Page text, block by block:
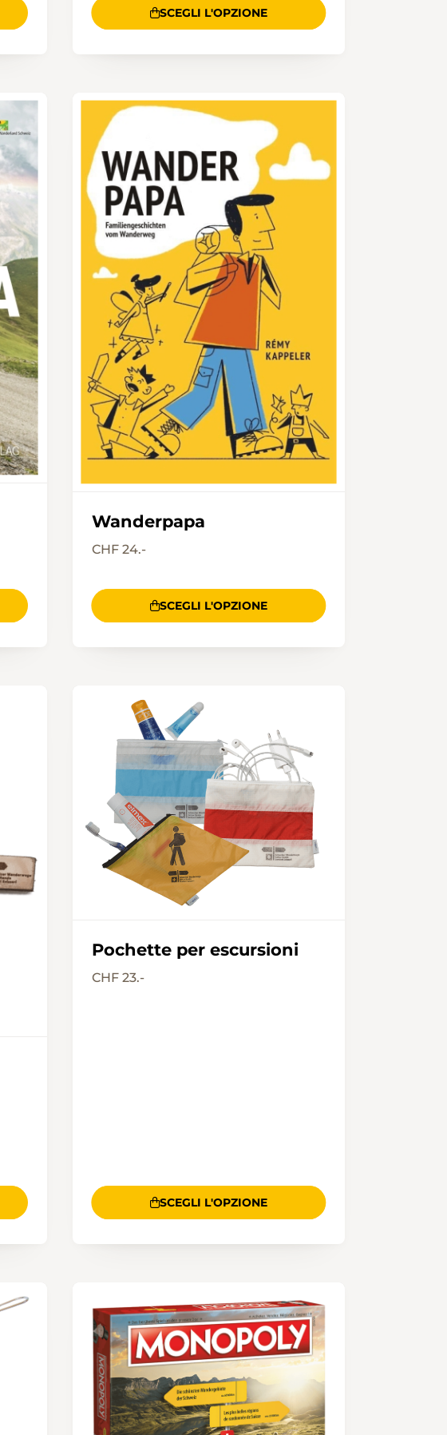
SCEGLI L'OPZIONE
Wanderpapa
CHF 24.-
SCEGLI L'OPZIONE
Pochette per escursioni
CHF 23.-
SCEGLI L'OPZIONE